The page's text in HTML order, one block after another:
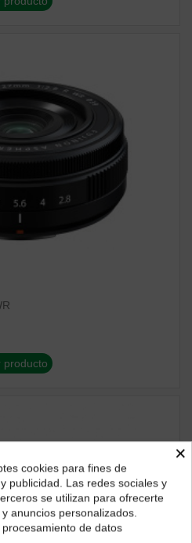
producto
recibir tu pedido?
para mostrarte los precios e
para tu región.
×
cookies para fines de
publicidad. Las redes sociales y
se utilizan para ofrecerte
anuncios personalizados.
de datos